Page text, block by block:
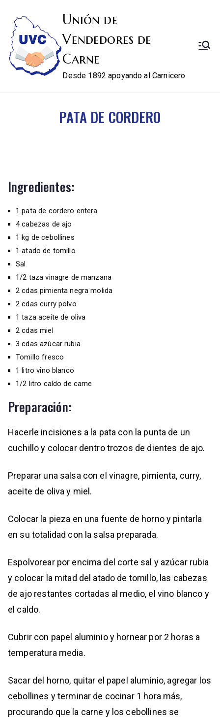
Unión de
Vendedores de
Carne
Desde 1892 apoyando al Carnicero
PATA DE CORDERO
Ingredientes:
1 pata de cordero entera
4 cabezas de ajo
1 kg de cebollines
1 atado de tomillo
Sal
1/2 taza vinagre de manzana
2 cdas pimienta negra molida
2 cdas curry polvo
1 taza aceite de oliva
2 cdas miel
3 cdas azúcar rubia
Tomillo fresco
1 litro vino blanco
1/2 litro caldo de carne
Preparación:
Hacerle incisiones a la pata con la punta de un
cuchillo y colocar dentro trozos de dientes de ajo.
Preparar una salsa con el vinagre, pimienta, curry,
aceite de oliva y miel.
Colocar la pieza en una fuente de horno y pintarla
en su totalidad con la salsa preparada.
Espolvorear por encima del corte sal y azúcar rubia
y colocar la mitad del atado de tomillo, las cabezas
de ajo restantes cortadas al medio, el vino blanco y
el caldo.
Cubrir con papel aluminio y hornear por 2 horas a
temperatura media.
Sacar del horno, quitar el papel aluminio, agregar los
cebollines y terminar de cocinar 1 hora más,
procurando que la carne y los cebollines se